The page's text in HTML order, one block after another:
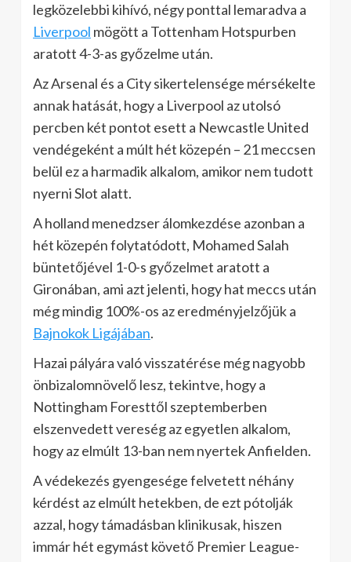
legközelebbi kihívó, négy ponttal lemaradva a
Liverpool mögött a Tottenham Hotspurben
aratott 4-3-as győzelme után.
Az Arsenal és a City sikertelensége mérsékelte
annak hatását, hogy a Liverpool az utolsó
percben két pontot esett a Newcastle United
vendégeként a múlt hét közepén – 21 meccsen
belül ez a harmadik alkalom, amikor nem tudott
nyerni Slot alatt.
A holland menedzser álomkezdése azonban a
hét közepén folytatódott, Mohamed Salah
büntetőjével 1-0-s győzelmet aratott a
Gironában, ami azt jelenti, hogy hat meccs után
még mindig 100%-os az eredményjelzőjük a
Bajnokok Ligájában.
Hazai pályára való visszatérése még nagyobb
önbizalomnövelő lesz, tekintve, hogy a
Nottingham Foresttől szeptemberben
elszenvedett vereség az egyetlen alkalom,
hogy az elmúlt 13-ban nem nyertek Anfielden.
A védekezés gyengesége felvetett néhány
kérdést az elmúlt hetekben, de ezt pótolják
azzal, hogy támadásban klinikusak, hiszen
immár hét egymást követő Premier League-